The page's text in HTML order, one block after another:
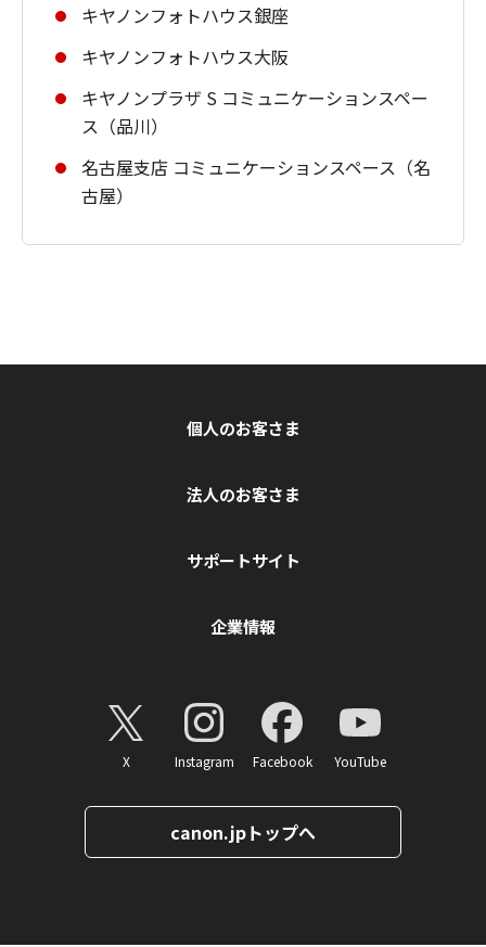
キヤノンフォトハウス銀座
キヤノンフォトハウス大阪
キヤノンプラザ S コミュニケーションスペー
ス（品川）
名古屋支店 コミュニケーションスペース（名
古屋）
個人のお客さま
法人のお客さま
サポートサイト
企業情報
X Instagram Facebook YouTube
canon.jpトップへ